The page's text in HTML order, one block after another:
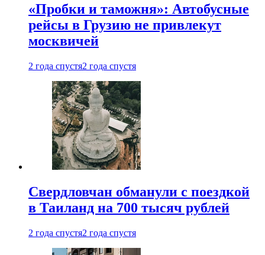
«Пробки и таможня»: Автобусные
рейсы в Грузию не привлекут
москвичей
2 года спустя2 года спустя
Свердловчан обманули с поездкой
в Таиланд на 700 тысяч рублей
2 года спустя2 года спустя